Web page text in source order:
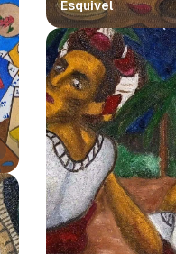
Esquivel